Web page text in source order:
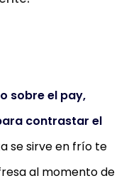
sobre el pay,
contrastar el
se sirve en frío te
al momento de